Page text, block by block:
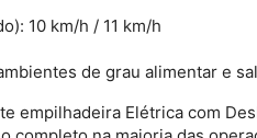
10 km/h / 11 km/h
de grau alimentar e
empilhadeira Elétrica com